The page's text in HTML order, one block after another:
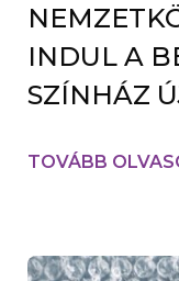
INDUL A
SZÍNHÁZ
TOVÁBB